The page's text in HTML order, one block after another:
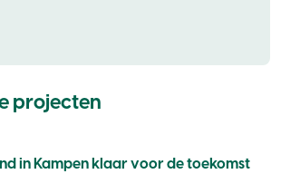
projecten
in Kampen klaar voor de toekomst